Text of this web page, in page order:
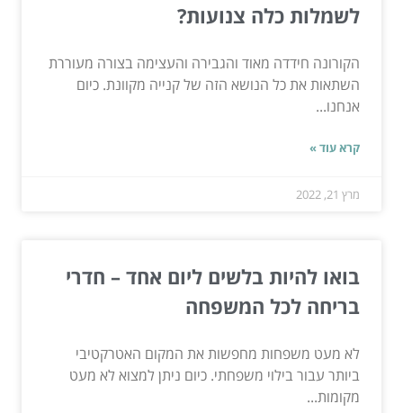
לשמלות כלה צנועות?
הקורונה חידדה מאוד והגבירה והעצימה בצורה מעוררת
השתאות את כל הנושא הזה של קנייה מקוונת. כיום
אנחנו...
קרא עוד »
מרץ 21, 2022
בואו להיות בלשים ליום אחד – חדרי
בריחה לכל המשפחה
לא מעט משפחות מחפשות את המקום האטרקטיבי
ביותר עבור בילוי משפחתי. כיום ניתן למצוא לא מעט
מקומות...